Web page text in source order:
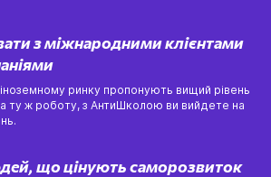
з міжнародними клієнтами
іноземному ринку пропонують вищий рівень
ту ж роботу, з АнтиШколою ви вийдете на
що цінують саморозвиток